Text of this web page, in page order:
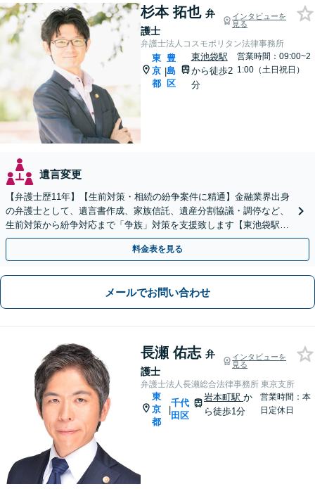
杉本 拓也 弁
護士
インタビューを
見る
弁護士法人コスモポリタン法律事務所
東
京
都
|
豊
島
区
東池袋駅
から徒歩2
分
営業時間：09:00~2
1:00（土日祝日）
遺言変更
【弁護士歴11年】【生前対策・相続の紛争案件に精通】金融業界出身
の弁護士として、遺言書作成、家族信託、遺産分割協議・調停など、
生前対策から紛争対応まで「争族」対策を支援致します【東池袋駅2
分】【初回面談無料】
料金表を見る
メールでお問い合わせ
長瀬 佑志 弁
護士
インタビューを
見る
弁護士法人長瀬総合法律事務所 東京支所
東
京
都
|
千代
田区
岩本町駅か
ら徒歩1分
営業時間：本
日定休日